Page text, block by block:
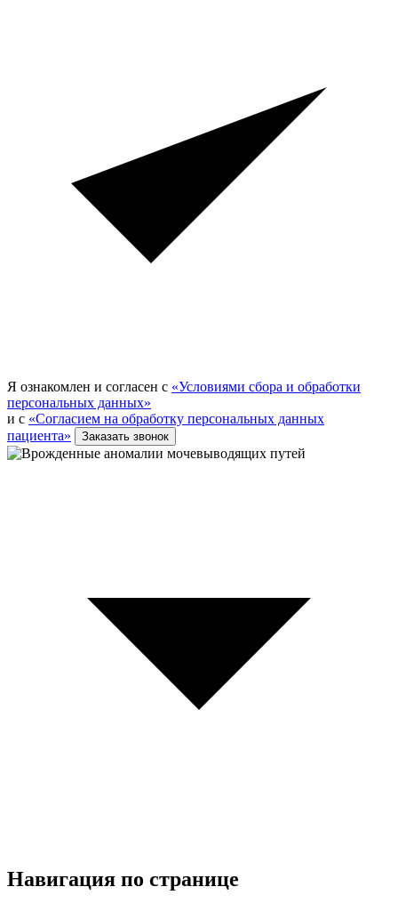
Я ознакомлен и согласен с «Условиями сбора и обработки
персональных данных»
и с «Согласием на обработку персональных данных
пациента»
Заказать звонок
Навигация по странице